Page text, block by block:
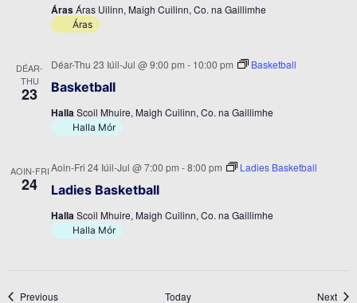
ÁrasÁras Uilinn, Maigh Cuilinn, Co. na Gaillimhe
Áras
DÉAR-
THU
23 Basketball
Déar-Thu 23 Iúil-Jul @ 9:00 pm - 10:00 pm Basketball
HallaScoil Mhuire, Maigh Cuilinn, Co. na Gaillimhe
Halla Mór
AOIN-FRI
24 Ladies Basketball
Aoin-Fri 24 Iúil-Jul @ 7:00 pm -8:00 pm Ladies Basketball
HallaScoil Mhuire, Maigh Cuilinn, Co. na Gaillimhe
Halla Mór
PreviousEvents Today Next